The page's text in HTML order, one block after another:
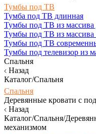
Тумбы под ТВ
Тумба под ТВ длинная
Тумбы под ТВ из массива
Тумбы под ТВ из массива
Тумбы под ТВ
Тумбы под телевизор из
Спальня
Назад
Каталог/Спальня
Спальня
Деревянные кровати с
Назад
Каталог/Спальня/
механизмом